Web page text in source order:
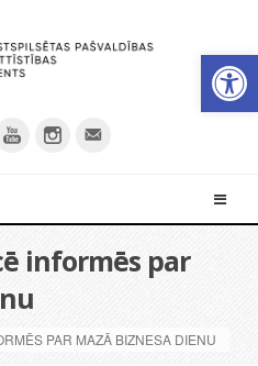
informēs par
PAR MAZĀ BIZNESA DIENU